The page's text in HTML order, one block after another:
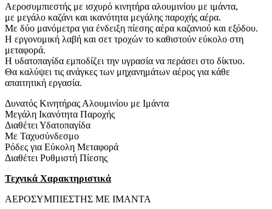
Αεροσυμπιεστής με ισχυρό κινητήρα αλουμινίου με ιμάντα,
με μεγάλο καζάνι και ικανότητα μεγάλης παροχής αέρα.
Με δύο μανόμετρα για ένδειξη πίεσης αέρα καζανιού και εξόδου.
Η εργονομική λαβή και σετ τροχών το καθιστούν εύκολο στη
μεταφορά.
Η υδατοπαγίδα εμποδίζει την υγρασία να περάσει στο δίκτυο.
Θα καλύψει τις ανάγκες των μηχανημάτων αέρος για κάθε
απαιτητική εργασία.
Δυνατός Κινητήρας Αλουμινίου με Ιμάντα
Μεγάλη Ικανότητα Παροχής
Διαθέτει Υδατοπαγίδα
Με Ταχυσύνδεσμο
Ρόδες για Εύκολη Μεταφορά
Διαθέτει Ρυθμιστή Πίεσης
Τεχνικά Χαρακτηριστικά
ΑΕΡΟΣΥΜΠΙΕΣΤΗΣ ΜΕ ΙΜΑΝΤΑ